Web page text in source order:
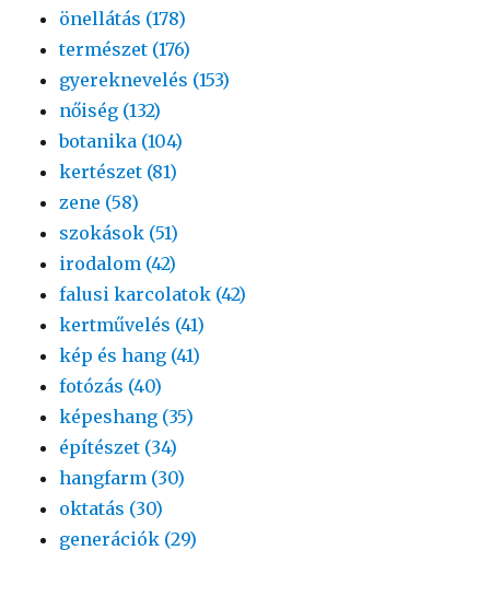
önellátás (178)
természet (176)
gyereknevelés (153)
nőiség (132)
botanika (104)
kertészet (81)
zene (58)
szokások (51)
irodalom (42)
falusi karcolatok (42)
kertművelés (41)
kép és hang (41)
fotózás (40)
képeshang (35)
építészet (34)
hangfarm (30)
oktatás (30)
generációk (29)